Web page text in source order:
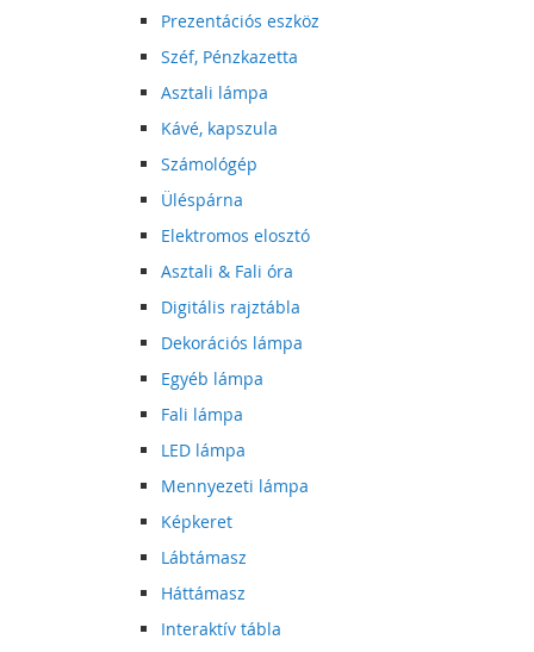
Prezentációs eszköz
Széf, Pénzkazetta
Asztali lámpa
Kávé, kapszula
Számológép
Üléspárna
Elektromos elosztó
Asztali & Fali óra
Digitális rajztábla
Dekorációs lámpa
Egyéb lámpa
Fali lámpa
LED lámpa
Mennyezeti lámpa
Képkeret
Lábtámasz
Háttámasz
Interaktív tábla